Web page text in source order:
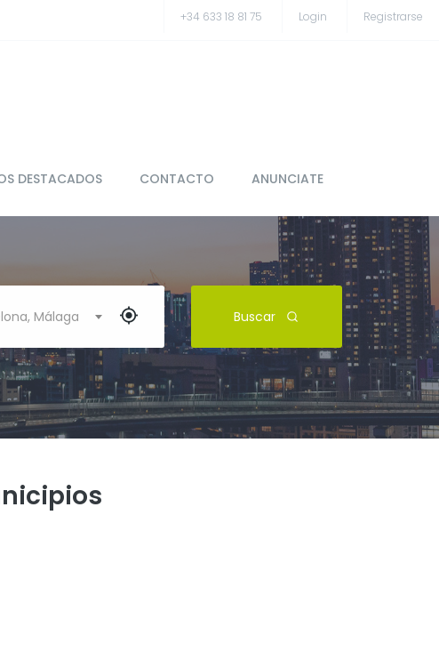
+34 633 18 81 75 Login Registrarse
DESTACADOS CONTACTO ANUNCIATE
Málaga Buscar